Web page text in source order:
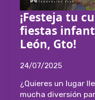
¡Festeja tu
fiestas
León, Gto!
24/07/2025
¿Quieres un lugar
mucha diversión